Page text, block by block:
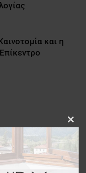
και η